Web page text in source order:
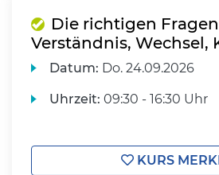
Die richtigen
Verständnis, Wechsel,
Datum: Do. 24.09.2026
Uhrzeit: 09:30 - 16:30 Uhr
KURS